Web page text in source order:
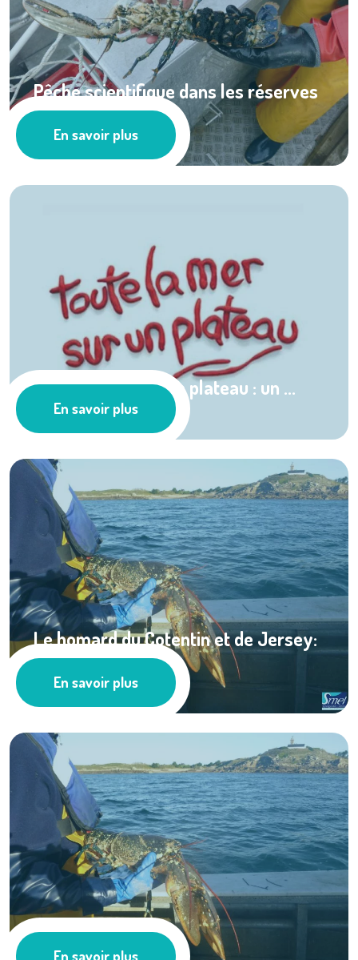
Pêche scientifique dans les réserves
de ...
Les actus
En savoir plus
Toute la mer sur un plateau : un ...
Les actus
En savoir plus
Le homard du Cotentin et de Jersey:
une pêcherie ...
Pêche
En savoir plus
Le Homard de ...
Les actus
En savoir plus